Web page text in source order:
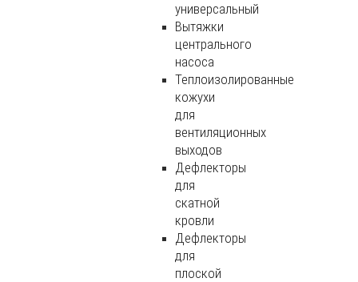
универсальный
Вытяжки
центрального
насоса
Теплоизолированные
кожухи
для
вентиляционных
выходов
Дефлекторы
для
скатной
кровли
Дефлекторы
для
плоской